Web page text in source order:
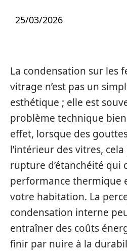
25/03/2026
La condensation sur les
vitrage n’est pas un
esthétique ; elle est
problème technique
effet, lorsque des
l’intérieur des vitres,
rupture d’étanchéité qui
performance thermique
votre habitation. La
condensation interne
entraîner des coûts
finir par nuire à la